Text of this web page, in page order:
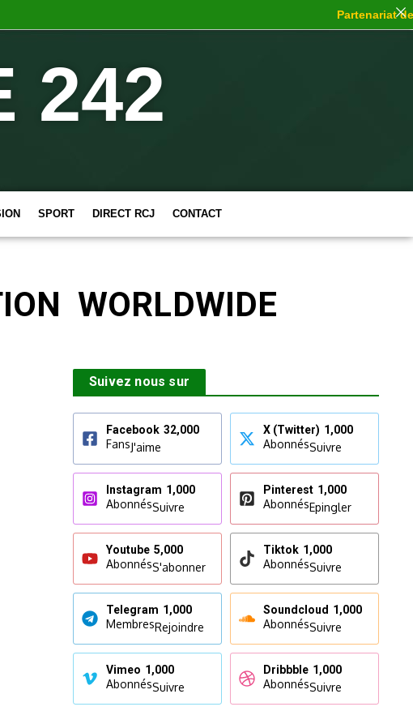
242
SPORT DIRECT RCJ CONTACT
WORLDWIDE
Suivez nous sur
Facebook 32,000
FansJ'aime
X (Twitter) 1,000
AbonnésSuivre
Instagram 1,000
AbonnésSuivre
Pinterest 1,000
AbonnésEpingler
Youtube 5,000
AbonnésS'abonner
Tiktok 1,000
AbonnésSuivre
Telegram 1,000
MembresRejoindre
Soundcloud 1,000
AbonnésSuivre
Vimeo 1,000
AbonnésSuivre
Dribbble 1,000
AbonnésSuivre
Partenariat de